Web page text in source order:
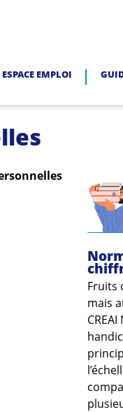
ESPACE EMPLOI
Fruits
mais